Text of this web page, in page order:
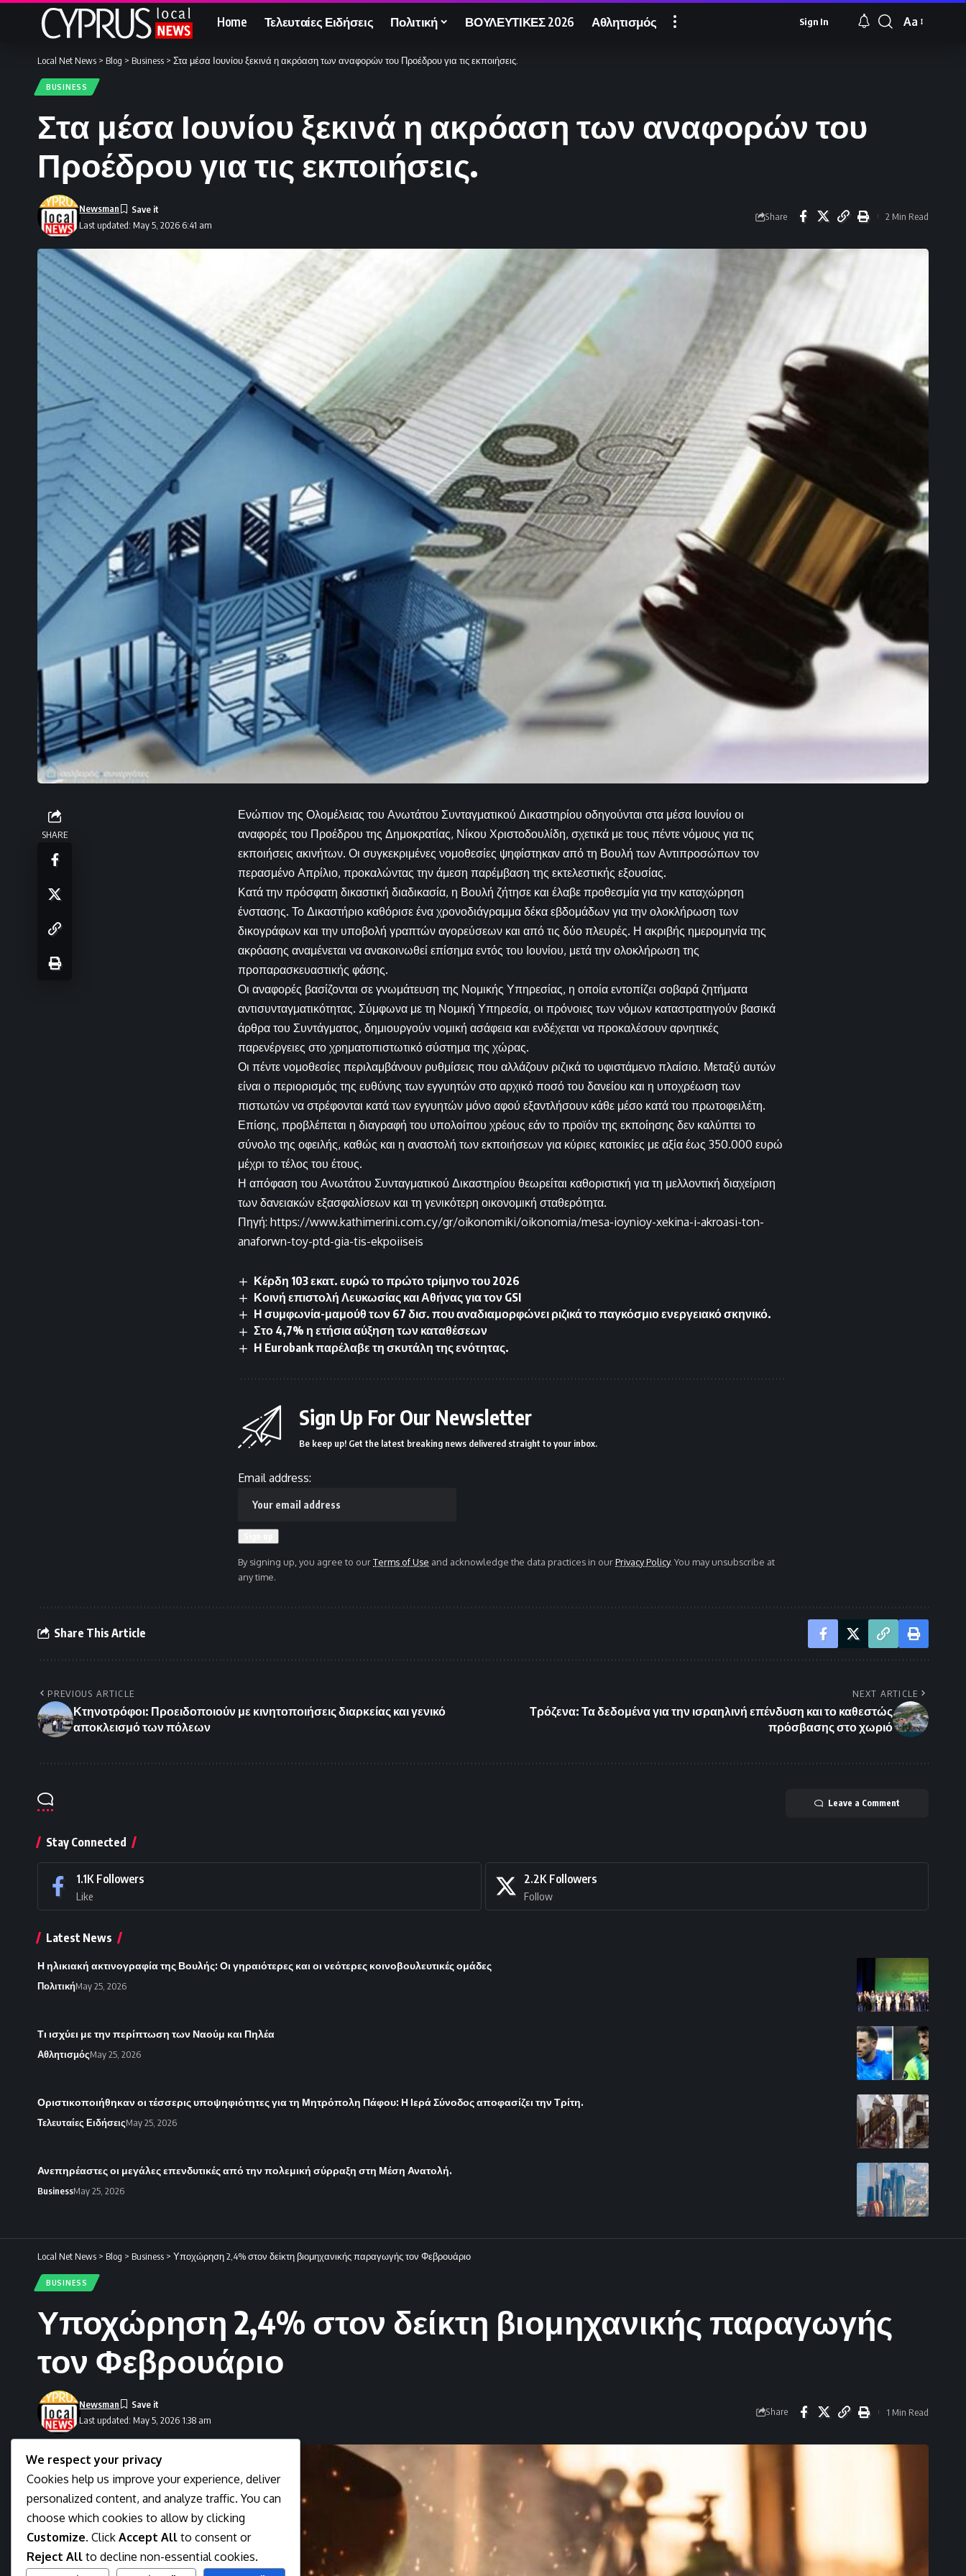
Home Τελευταίες Ειδήσεις Πολιτική ΒΟΥΛΕΥΤΙΚΕΣ 2026 Αθλητισμός Sign In
Font
Aa
Local Net News > Blog > Business > Στα μέσα Ιουνίου ξεκινά η ακρόαση των αναφορών του Προέδρου για τις εκποιήσεις.
BUSINESS
Στα μέσα Ιουνίου ξεκινά η ακρόαση των αναφορών του
Προέδρου για τις εκποιήσεις.
Last updated: May 5, 2026 6:41 am
Newsman
Share 2 Min Read
SHARE
Ενώπιον της Ολομέλειας του Ανωτάτου Συνταγματικού Δικαστηρίου οδηγούνται στα μέσα Ιουνίου οι
αναφορές του Προέδρου της Δημοκρατίας, Νίκου Χριστοδουλίδη, σχετικά με τους πέντε νόμους για τις
εκποιήσεις ακινήτων. Οι συγκεκριμένες νομοθεσίες ψηφίστηκαν από τη Βουλή των Αντιπροσώπων τον
περασμένο Απρίλιο, προκαλώντας την άμεση παρέμβαση της εκτελεστικής εξουσίας.
Κατά την πρόσφατη δικαστική διαδικασία, η Βουλή ζήτησε και έλαβε προθεσμία για την καταχώρηση
ένστασης. Το Δικαστήριο καθόρισε ένα χρονοδιάγραμμα δέκα εβδομάδων για την ολοκλήρωση των
δικογράφων και την υποβολή γραπτών αγορεύσεων και από τις δύο πλευρές. Η ακριβής ημερομηνία της
ακρόασης αναμένεται να ανακοινωθεί επίσημα εντός του Ιουνίου, μετά την ολοκλήρωση της
προπαρασκευαστικής φάσης.
Οι αναφορές βασίζονται σε γνωμάτευση της Νομικής Υπηρεσίας, η οποία εντοπίζει σοβαρά ζητήματα
αντισυνταγματικότητας. Σύμφωνα με τη Νομική Υπηρεσία, οι πρόνοιες των νόμων καταστρατηγούν βασικά
άρθρα του Συντάγματος, δημιουργούν νομική ασάφεια και ενδέχεται να προκαλέσουν αρνητικές
παρενέργειες στο χρηματοπιστωτικό σύστημα της χώρας.
Οι πέντε νομοθεσίες περιλαμβάνουν ρυθμίσεις που αλλάζουν ριζικά το υφιστάμενο πλαίσιο. Μεταξύ αυτών
είναι ο περιορισμός της ευθύνης των εγγυητών στο αρχικό ποσό του δανείου και η υποχρέωση των
πιστωτών να στρέφονται κατά των εγγυητών μόνο αφού εξαντλήσουν κάθε μέσο κατά του πρωτοφειλέτη.
Επίσης, προβλέπεται η διαγραφή του υπολοίπου χρέους εάν το προϊόν της εκποίησης δεν καλύπτει το
σύνολο της οφειλής, καθώς και η αναστολή των εκποιήσεων για κύριες κατοικίες με αξία έως 350.000 ευρώ
μέχρι το τέλος του έτους.
Η απόφαση του Ανωτάτου Συνταγματικού Δικαστηρίου θεωρείται καθοριστική για τη μελλοντική διαχείριση
των δανειακών εξασφαλίσεων και τη γενικότερη οικονομική σταθερότητα.
Πηγή: https://www.kathimerini.com.cy/gr/oikonomiki/oikonomia/mesa-ioynioy-xekina-i-akroasi-ton-
anaforwn-toy-ptd-gia-tis-ekpoiiseis
Κέρδη 103 εκατ. ευρώ το πρώτο τρίμηνο του 2026
Κοινή επιστολή Λευκωσίας και Αθήνας για τον GSI
Η συμφωνία-μαμούθ των 67 δισ. που αναδιαμορφώνει ριζικά το παγκόσμιο ενεργειακό σκηνικό.
Στο 4,7% η ετήσια αύξηση των καταθέσεων
Η Eurobank παρέλαβε τη σκυτάλη της ενότητας.
Sign Up For Our Newsletter
Be keep up! Get the latest breaking news delivered straight to your inbox.
Email address:
By signing up, you agree to ourTerms of Use and acknowledge the data practices in ourPrivacy Policy. You may unsubscribe at
any time.
Share This Article
PREVIOUS ARTICLE
Κτηνοτρόφοι: Προειδοποιούν με κινητοποιήσεις διαρκείας και γενικό
αποκλεισμό των πόλεων
NEXT ARTICLE
Τρόζενα: Τα δεδομένα για την ισραηλινή επένδυση και το καθεστώς
πρόσβασης στο χωριό
Leave a Comment
Stay Connected
1.1K Followers
Like
2.2K Followers
Follow
Latest News
Η ηλικιακή ακτινογραφία της Βουλής: Οι γηραιότερες και οι νεότερες κοινοβουλευτικές ομάδες
ΠολιτικήMay 25, 2026
Τι ισχύει με την περίπτωση των Ναούμ και Πηλέα
ΑθλητισμόςMay 25, 2026
Οριστικοποιήθηκαν οι τέσσερις υποψηφιότητες για τη Μητρόπολη Πάφου: Η Ιερά Σύνοδος αποφασίζει την Τρίτη.
Τελευταίες ΕιδήσειςMay 25, 2026
Ανεπηρέαστες οι μεγάλες επενδυτικές από την πολεμική σύρραξη στη Μέση Ανατολή.
BusinessMay 25, 2026
Local Net News > Blog > Business > Υποχώρηση 2,4% στον δείκτη βιομηχανικής παραγωγής τον Φεβρουάριο
BUSINESS
Υποχώρηση 2,4% στον δείκτη βιομηχανικής παραγωγής
τον Φεβρουάριο
Last updated: May 5, 2026 1:38 am
Newsman
Share 1 Min Read
We respect your privacy
Cookies help us improve your experience, deliver
personalized content, and analyze traffic. You can
choose which cookies to allow by clicking
Customize. Click Accept All to consent or
Reject All to decline non-essential cookies.